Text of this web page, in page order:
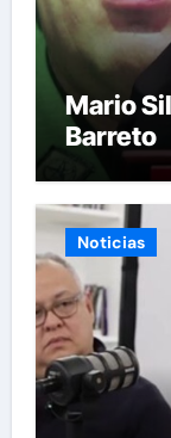
Mario
Barreto
Noticias